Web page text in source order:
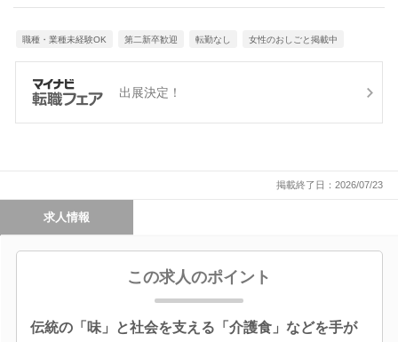
職種・業種未経験OK 第二新卒歓迎 転勤なし 女性のおしごと掲載中
出展決定！
掲載終了日：2026/07/23
求人情報
この求人のポイント
伝統の「味」と社会を支える「介護食」などを手が